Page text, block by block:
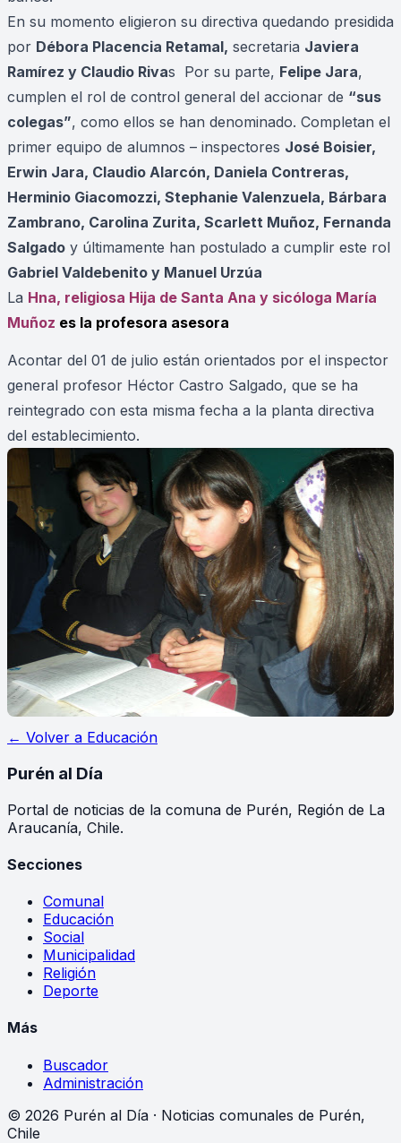
En su momento eligieron su directiva quedando presidida
por Débora Placencia Retamal, secretaria Javiera
Ramírez y Claudio Rivas Por su parte, Felipe Jara,
cumplen el rol de control general del accionar de “sus
colegas”, como ellos se han denominado. Completan el
primer equipo de alumnos – inspectores José Boisier,
Erwin Jara, Claudio Alarcón, Daniela Contreras,
Herminio Giacomozzi, Stephanie Valenzuela, Bárbara
Zambrano, Carolina Zurita, Scarlett Muñoz, Fernanda
Salgado y últimamente han postulado a cumplir este rol
Gabriel Valdebenito y Manuel Urzúa
La Hna, religiosa Hija de Santa Ana y sicóloga María
Muñoz es la profesora asesora
Acontar del 01 de julio están orientados por el inspector
general profesor Héctor Castro Salgado, que se ha
reintegrado con esta misma fecha a la planta directiva
del establecimiento.
← Volver a Educación
Purén al Día
Portal de noticias de la comuna de Purén, Región de La
Araucanía, Chile.
Secciones
Comunal
Educación
Social
Municipalidad
Religión
Deporte
Más
Buscador
Administración
© 2026 Purén al Día · Noticias comunales de Purén,
Chile